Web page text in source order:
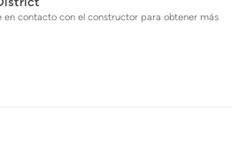
en contacto con el constructor para obtener más